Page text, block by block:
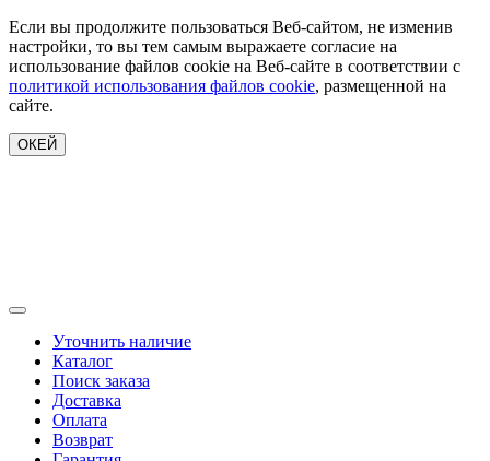
Если вы продолжите пользоваться Веб-сайтом, не изменив
настройки, то вы тем самым выражаете согласие на
использование файлов cookie на Веб-сайте в соответствии с
политикой использования файлов cookie, размещенной на
сайте.
ОКЕЙ
Уточнить наличие
Каталог
Поиск заказа
Доставка
Оплата
Возврат